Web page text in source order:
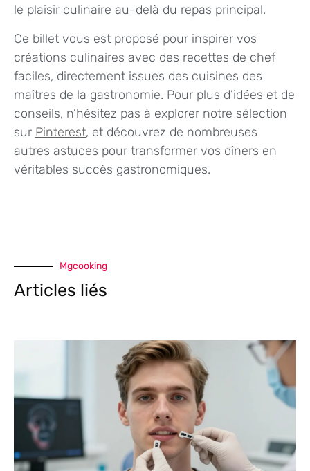
le plaisir culinaire au-delà du repas principal.
Ce billet vous est proposé pour inspirer vos
créations culinaires avec des recettes de chef
faciles, directement issues des cuisines des
maîtres de la gastronomie. Pour plus d’idées et de
conseils, n’hésitez pas à explorer notre sélection
sur Pinterest, et découvrez de nombreuses
autres astuces pour transformer vos dîners en
véritables succès gastronomiques.
Mgcooking
Articles liés